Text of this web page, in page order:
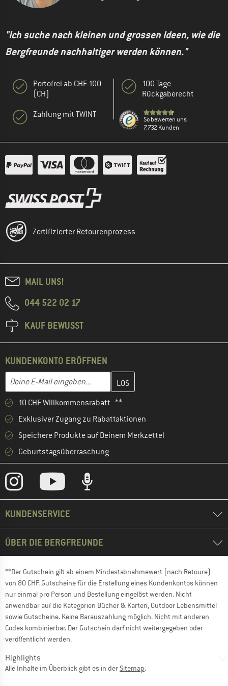
"Ich suche nach kleinen und grossen Ideen, wie die
Bergfreunde nachhaltiger werden können."
Portofrei ab CHF 100
(CH)
Zahlung mit TWINT
100 Tage
Rückgaberecht
So bewerten uns
7.732 Kunden
Zertifizierter Retourenprozess
MAIL UNS!
044 522 02 17
KAUF BEWUSST
KUNDENKONTO ERÖFFNEN
E-Mail-Adresse
Gib hier deine E-Mail-Adresse ein und erstelle im nächsten
10 CHF Willkommensrabatt **
Exklusiver Zugang zu Rabattaktionen
Speichere Produkte auf Deinem Merkzettel
Geburtstagsüberraschung
KUNDENSERVICE
ÜBER DIE BERGFREUNDE
**Der Gutschein gilt ab einem Mindestabnahmewert (nach Retoure)
von 80 CHF. Gutscheine für die Erstellung eines Kundenkontos können
nur einmal pro Person und Bestellung eingelöst werden. Nicht
anwendbar auf die Kategorien Bücher & Karten, Outdoor Lebensmittel
sowie Gutscheine. Keine Barauszahlung möglich. Nicht mit anderen
Codes kombinierbar. Der Gutschein darf nicht weitergegeben oder
veröffentlicht werden.
Highlights
Alle Inhalte im Überblick gibt es in der Sitemap.